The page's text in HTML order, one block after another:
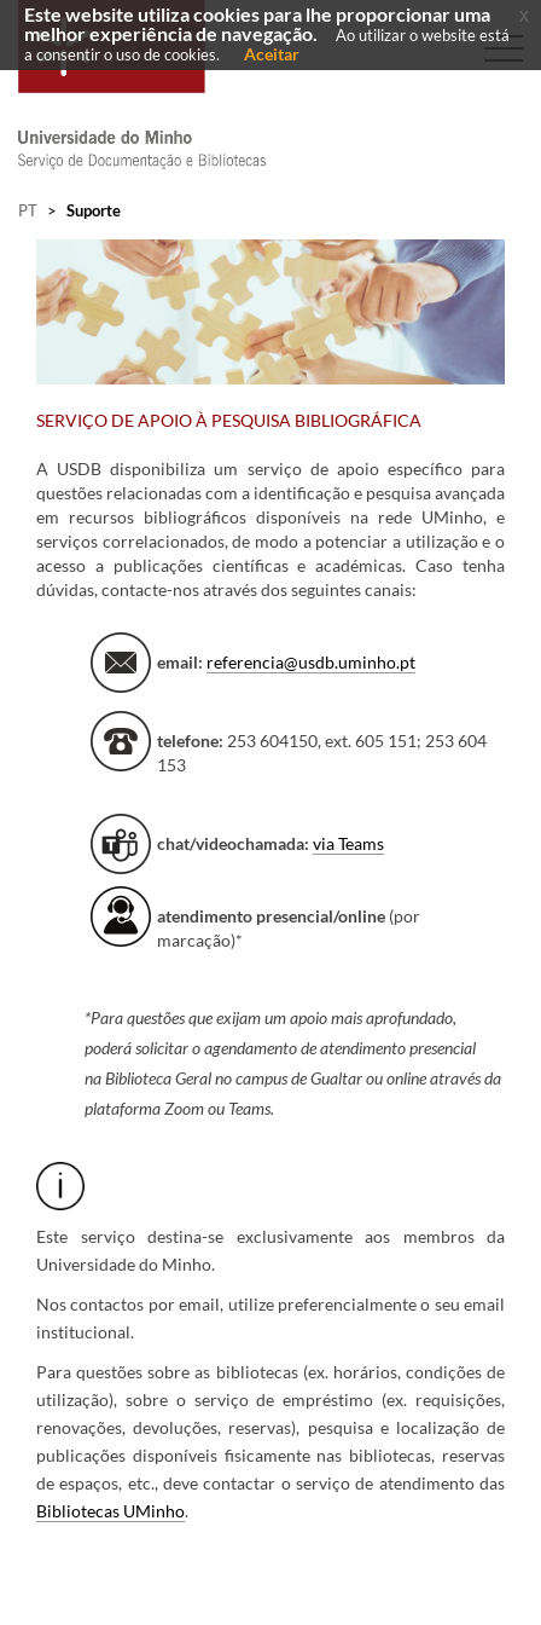
PT > Suporte
SERVIÇO DE APOIO À PESQUISA BIBLIOGRÁFICA
A USDB disponibiliza um serviço de apoio específico para
questões relacionadas com a identificação e pesquisa avançada
em recursos bibliográficos disponíveis na rede UMinho, e
serviços correlacionados, de modo a potenciar a utilização e o
acesso a publicações científicas e académicas. Caso tenha
dúvidas, contacte-nos através dos seguintes canais:
email: referencia@usdb.uminho.pt
telefone: 253 604150, ext. 605 151; 253 604
153
chat/videochamada: via Teams
atendimento presencial/online (por
marcação)*
*Para questões que exijam um apoio mais aprofundado,
poderá solicitar o agendamento de atendimento presencial
na Biblioteca Geral no campus de Gualtar ou online através da
plataformaZoom ou Teams.
Este serviço destina-se exclusivamente aos membros da
Universidade do Minho.
Nos contactos por email, utilize preferencialmente o seu email
institucional.
Para questões sobre as bibliotecas (ex. horários, condições de
utilização), sobre o serviço de empréstimo (ex. requisições,
renovações, devoluções, reservas), pesquisa e localização de
publicações disponíveis fisicamente nas bibliotecas, reservas
de espaços, etc., deve contactar o serviço de atendimento das
Bibliotecas UMinho.
Este website utiliza cookies para lhe proporcionar uma
melhor experiência de navegação.
Ao utilizar o website está
a consentir o uso de cookies.
Aceitar
x